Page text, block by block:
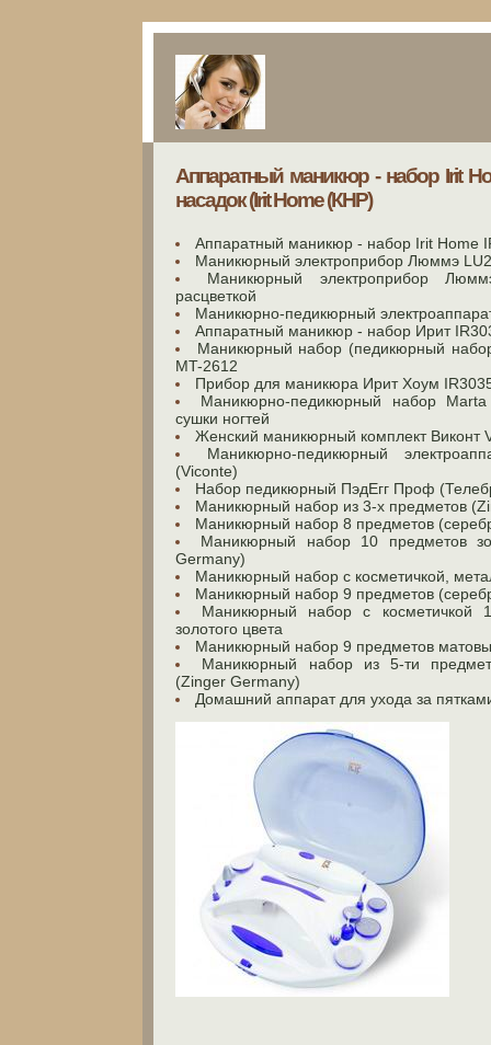
Аппаратный маникюр - набор Irit
насадок (Irit Home (КНР)
Аппаратный маникюр - набор Irit Home
Маникюрный электроприбор Люммэ
Маникюрный электроприбор
расцветкой
Маникюрно-педикюрный
Аппаратный маникюр - набор Ирит
Маникюрный набор (педикюрный
MT-2612
Прибор для маникюра Ирит Хоум
Маникюрно-педикюрный набор
сушки ногтей
Женский маникюрный комплект Виконт
Маникюрно-педикюрный
(Viconte)
Набор педикюрный ПэдЕгг Проф
Маникюрный набор из 3-х предметов
Маникюрный набор 8 предметов
Маникюрный набор 10 предметов
Germany)
Маникюрный набор с косметичкой,
Маникюрный набор 9 предметов
Маникюрный набор с косметичкой
золотого цвета
Маникюрный набор 9 предметов
Маникюрный набор из 5-ти
(Zinger Germany)
Домашний аппарат для ухода за